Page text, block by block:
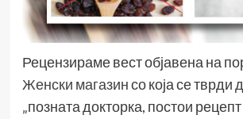
Рецензираме вест објавена на
Женски магазинсо која се тврди
„позната докторка, постои рецепт